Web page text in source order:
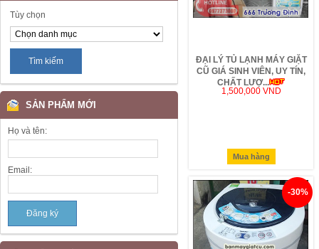
ĐẠI LÝ TỦ LẠNH MÁY GIẶT
CŨ GIÁ SINH VIÊN, UY TÍN,
CHẤT LƯỢ...
1,500,000 VND
Mua hàng
-30%
Tùy chọn
SẢN PHẨM MỚI
Họ và tên:
Email: